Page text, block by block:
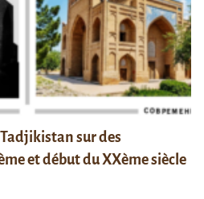
sur des
et début du XXème siècle